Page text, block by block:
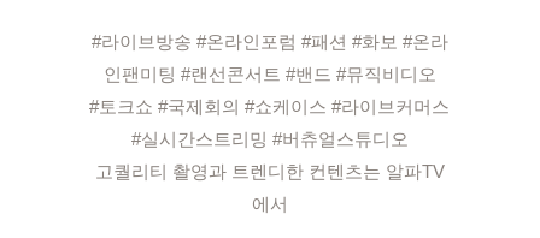
#라이브방송 #온라인포럼 #패션 #화보 #온라
인팬미팅 #랜선콘서트 #밴드 #뮤직비디오
#토크쇼 #국제회의 #쇼케이스 #라이브커머스
#실시간스트리밍 #버츄얼스튜디오
고퀄리티 촬영과 트렌디한 컨텐츠는 알파TV
에서